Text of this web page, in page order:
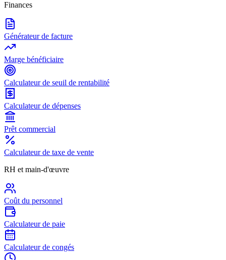
Finances
Générateur de facture
Marge bénéficiaire
Calculateur de seuil de rentabilité
Calculateur de dépenses
Prêt commercial
Calculateur de taxe de vente
RH et main-d'œuvre
Coût du personnel
Calculateur de paie
Calculateur de congés